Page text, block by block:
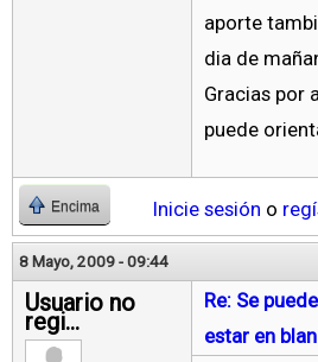
aporte
dia de
Gracias por
puede
Encima Inicie sesión o
8 Mayo, 2009 - 09:44
Usuario no
regi...
Re: Se
estar en